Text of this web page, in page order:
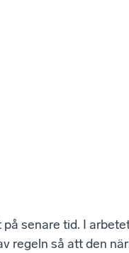
på senare tid. I
regeln så att den